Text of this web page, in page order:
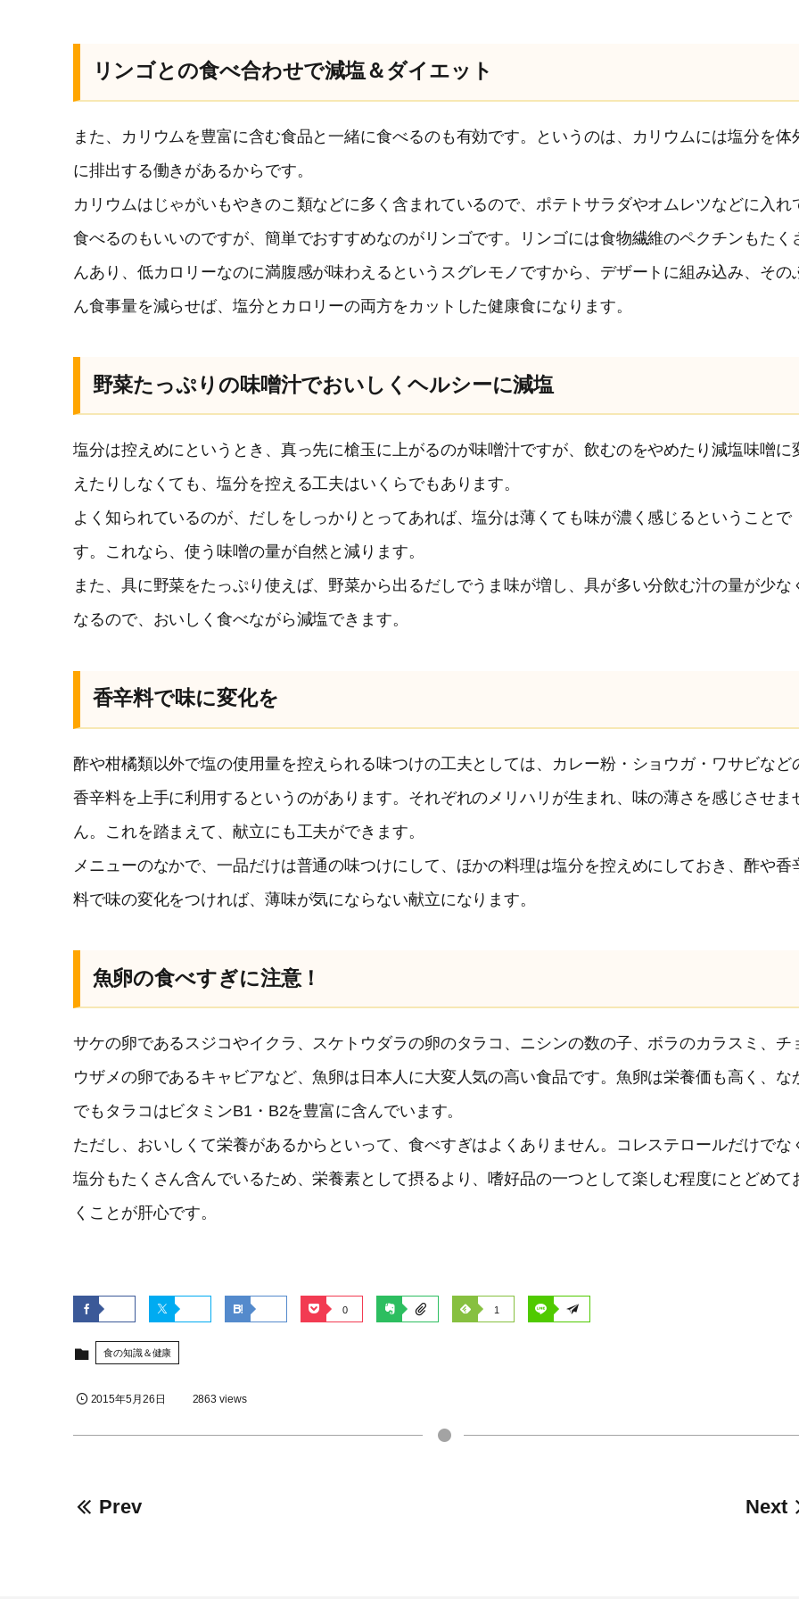
リンゴとの食べ合わせで減塩＆ダイエット
また、カリウムを豊富に含む食品と一緒に食べるのも有効です。というのは、カリウムには塩分を体
に排出する働きがあるからです。
カリウムはじゃがいもやきのこ類などに多く含まれているので、ポテトサラダやオムレツなどに入れ
食べるのもいいのですが、簡単でおすすめなのがリンゴです。リンゴには食物繊維のペクチンもたく
んあり、低カロリーなのに満腹感が味わえるというスグレモノですから、デザートに組み込み、その
ん食事量を減らせば、塩分とカロリーの両方をカットした健康食になります。
野菜たっぷりの味噌汁でおいしくヘルシーに減塩
塩分は控えめにというとき、真っ先に槍玉に上がるのが味噌汁ですが、飲むのをやめたり減塩味噌に
えたりしなくても、塩分を控える工夫はいくらでもあります。
よく知られているのが、だしをしっかりとってあれば、塩分は薄くても味が濃く感じるということで
す。これなら、使う味噌の量が自然と減ります。
また、具に野菜をたっぷり使えば、野菜から出るだしでうま味が増し、具が多い分飲む汁の量が少な
なるので、おいしく食べながら減塩できます。
香辛料で味に変化を
酢や柑橘類以外で塩の使用量を控えられる味つけの工夫としては、カレー粉・ショウガ・ワサビなど
香辛料を上手に利用するというのがあります。それぞれのメリハリが生まれ、味の薄さを感じさせま
ん。これを踏まえて、献立にも工夫ができます。
メニューのなかで、一品だけは普通の味つけにして、ほかの料理は塩分を控えめにしておき、酢や香
料で味の変化をつければ、薄味が気にならない献立になります。
魚卵の食べすぎに注意！
サケの卵であるスジコやイクラ、スケトウダラの卵のタラコ、ニシンの数の子、ボラのカラスミ、チ
ウザメの卵であるキャビアなど、魚卵は日本人に大変人気の高い食品です。魚卵は栄養価も高く、な
でもタラコはビタミンB1・B2を豊富に含んでいます。
ただし、おいしくて栄養があるからといって、食べすぎはよくありません。コレステロールだけでな
塩分もたくさん含んでいるため、栄養素として摂るより、嗜好品の一つとして楽しむ程度にとどめて
くことが肝心です。
0 1
食の知識＆健康
2015年5月26日 2863 views
Prev Next